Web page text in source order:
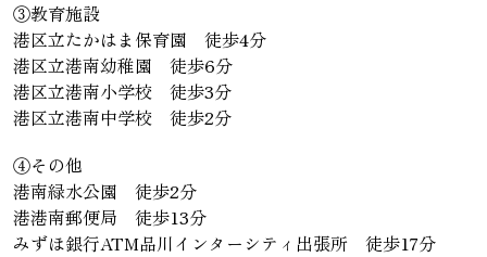
③教育施設
港区立たかはま保育園 徒歩4分
港区立港南幼稚園 徒歩6分
港区立港南小学校 徒歩3分
港区立港南中学校 徒歩2分
④その他
港南緑水公園 徒歩2分
港港南郵便局 徒歩13分
みずほ銀行ATM品川インターシティ出張所 徒歩17分